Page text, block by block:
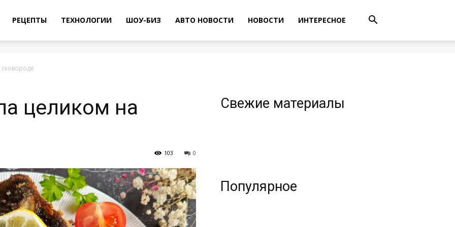
РЕЦЕПТЫ ТЕХНОЛОГИИ ШОУ-БИЗ АВТО НОВОСТИ НОВОСТИ ИНТЕРЕСНОЕ
целиком на
0
103
Свежие материалы
Популярное